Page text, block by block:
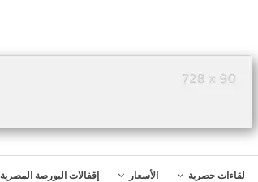
لقاءات حصرية الأسعار إقفالات البورصة المصرية